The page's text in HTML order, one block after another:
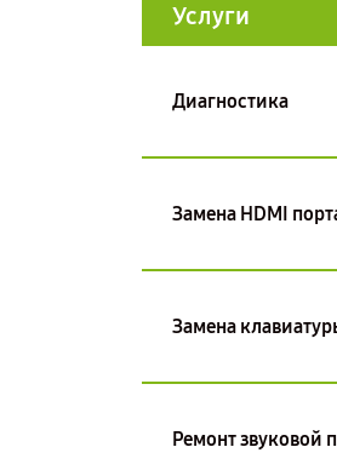
Услуги
Диагностика
Замена HDMI
Замена
Ремонт звуковой